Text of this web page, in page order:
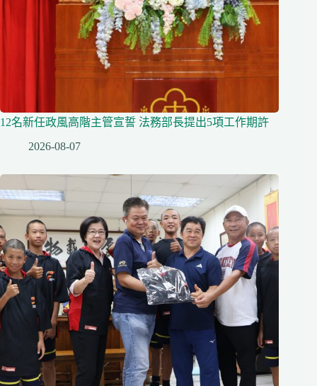
12名新任政風高階主管宣誓 法務部長提出5項工作期許
2026-08-07